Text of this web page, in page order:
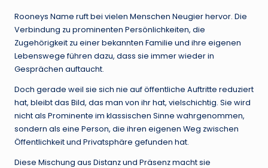
Rooneys Name ruft bei vielen Menschen Neugier hervor. Die
Verbindung zu prominenten Persönlichkeiten, die
Zugehörigkeit zu einer bekannten Familie und ihre eigenen
Lebenswege führen dazu, dass sie immer wieder in
Gesprächen auftaucht.
Doch gerade weil sie sich nie auf öffentliche Auftritte reduziert
hat, bleibt das Bild, das man von ihr hat, vielschichtig. Sie wird
nicht als Prominente im klassischen Sinne wahrgenommen,
sondern als eine Person, die ihren eigenen Weg zwischen
Öffentlichkeit und Privatsphäre gefunden hat.
Diese Mischung aus Distanz und Präsenz macht sie